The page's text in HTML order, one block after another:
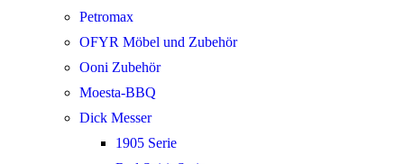
Petromax
OFYR Möbel und Zubehör
Ooni Zubehör
Moesta-BBQ
Dick Messer
1905 Serie